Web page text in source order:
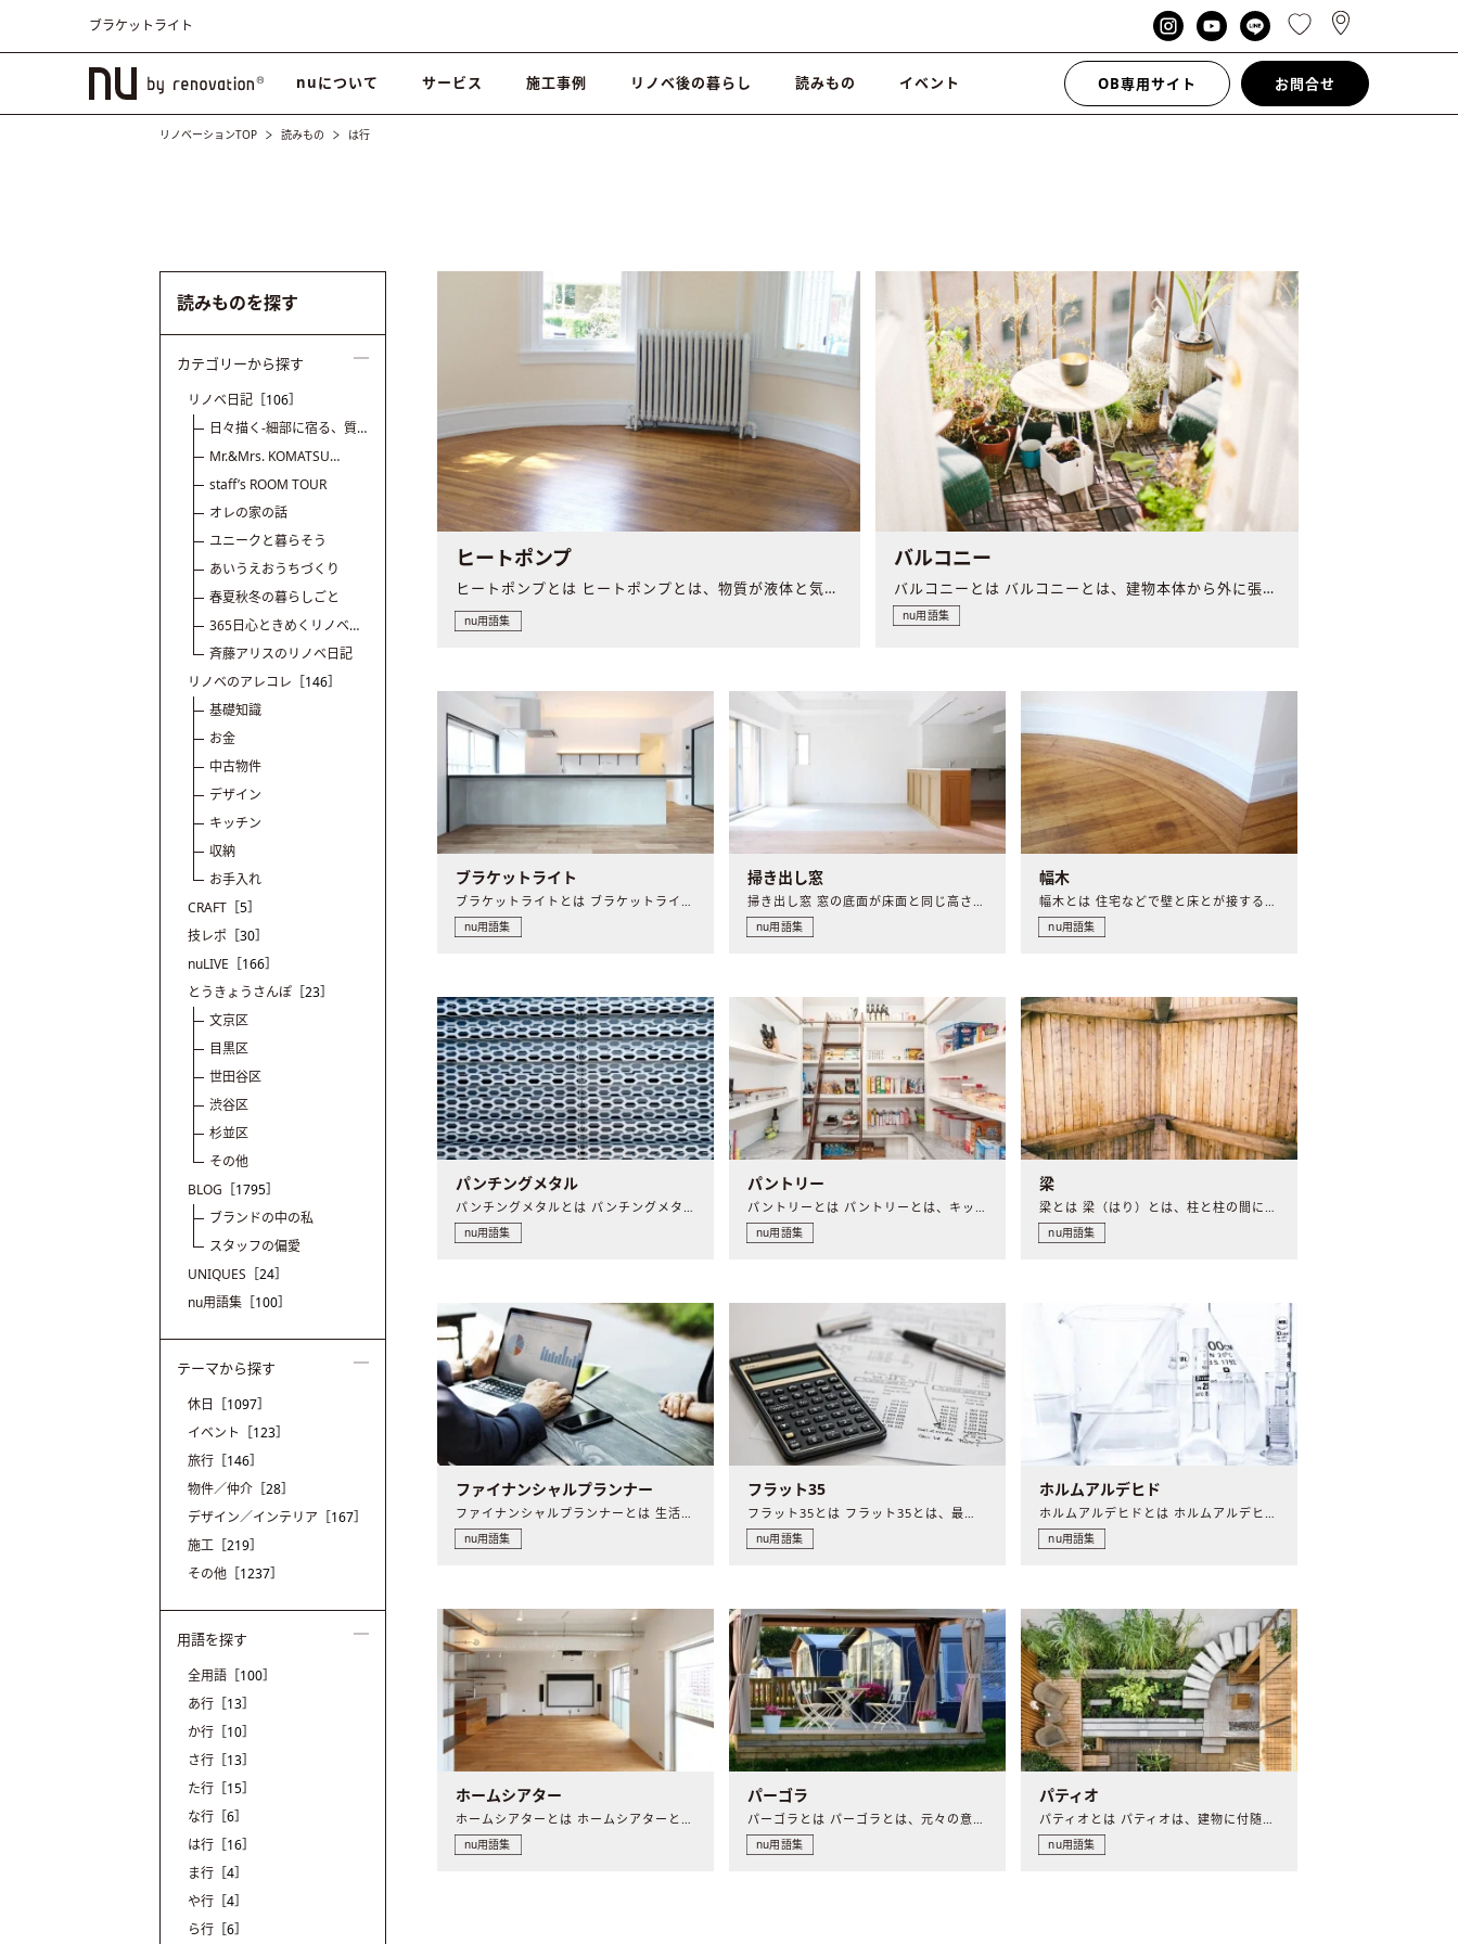
ブラケットライト
nuについて サービス 施工事例 リノベ後の暮らし 読みもの イベント OB専用サイト お問合せ
リノベーションTOP 読みもの は行
ヒートポンプ
ヒートポンプとは ヒートポンプとは、物質が液体と気体との間..
nu用語集
バルコニー
バルコニーとは バルコニーとは、建物本体から外に張り出した..
nu用語集
ブラケットライト
ブラケットライトとは ブラケットライトとは、壁や柱に取り付..
nu用語集
掃き出し窓
掃き出し窓 窓の底面が床面と同じ高さにある引き戸をいい、掃..
nu用語集
幅木
幅木とは 住宅などで壁と床とが接する部分で、壁側に取り付け..
nu用語集
パンチングメタル
パンチングメタルとは パンチングメタルとは、プレス加工によ..
nu用語集
パントリー
パントリーとは パントリーとは、キッチンの内部あるいはキッ..
nu用語集
梁
梁とは 梁（はり）とは、柱と柱の間に渡して、屋根などの重み..
nu用語集
ファイナンシャルプランナー
ファイナンシャルプランナーとは 生活設計をアドバイスするこ..
nu用語集
フラット35
フラット35とは フラット35とは、最長35年間に渡って、..
nu用語集
ホルムアルデヒド
ホルムアルデヒドとは ホルムアルデヒドとは、合成樹脂や塗料..
nu用語集
ホームシアター
ホームシアターとは ホームシアターとは、大画面に映像を映す..
nu用語集
パーゴラ
パーゴラとは パーゴラとは、元々の意味はイタリア語でぶどう..
nu用語集
パティオ
パティオとは パティオは、建物に付随する特殊な種類の中庭で..
nu用語集
読みものを探す
カテゴリーから探す
リノベ日記 ［106］
日々描く-細部に宿る、質
の話
Mr.&Mrs. KOMATSU
renovation diary
staff’s ROOM TOUR
オレの家の話
ユニークと暮らそう
あいうえおうちづくり
春夏秋冬の暮らしごと
365日心ときめくリノベと
暮らし
斉藤アリスのリノベ日記
リノベのアレコレ ［146］
基礎知識
お金
中古物件
デザイン
キッチン
収納
お手入れ
CRAFT ［5］
技レポ ［30］
nuLIVE ［166］
とうきょうさんぽ ［23］
文京区
目黒区
世田谷区
渋谷区
杉並区
その他
BLOG ［1795］
ブランドの中の私
スタッフの偏愛
UNIQUES ［24］
nu用語集 ［100］
テーマから探す
休日
［1097］
イベント
［123］
旅行 ［146］
物件／仲介 ［28］
デザイン／インテリア ［167］
施工 ［219］
その他 ［1237］
用語を探す
全用語 ［100］
あ行 ［13］
か行 ［10］
さ行 ［13］
た行 ［15］
な行 ［6］
は行 ［16］
ま行 ［4］
や行 ［4］
ら行 ［6］